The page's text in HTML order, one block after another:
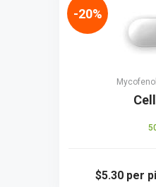
$5.30 per
-20%